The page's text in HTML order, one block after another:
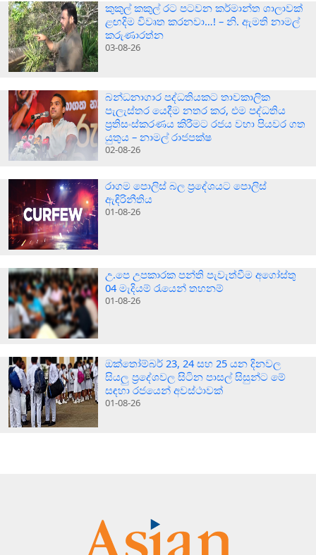
කුකුල් කකුල් රට පටවන කර්මාන්ත ශාලාවක්
ළඟදිම විවෘත කරනවා…! – නි. ඇමති නාමල්
කරුණාරත්න
03-08-26
බන්ධනාගාර පද්ධතියකට තාවකාලික
පැලැස්තර යෙදීම නතර කර, එම පද්ධතිය
ප්‍රතිසංස්කරණය කිරීමට රජය වහා පියවර ගත
යුතුය – නාමල් රාජපක්ෂ
02-08-26
රාගම පොලිස් බල ප්‍රදේශයට පොලිස්
ඇඳිරිනීතිය
01-08-26
උ.පෙ උපකාරක පන්ති පැවැත්වීම අගෝස්තු
04 මැදියම් රැයෙන් තහනම්
01-08-26
ඔක්තෝම්බර් 23, 24 සහ 25 යන දිනවල
සියලු ප්‍රදේශවල සිටින පාසල් සිසුන්ට මේ
සඳහා රජයෙන් අවස්ථාවක්
01-08-26